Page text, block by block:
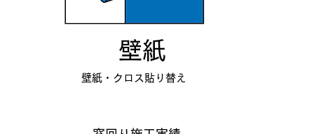
​壁紙
壁紙・クロス ​貼り替え